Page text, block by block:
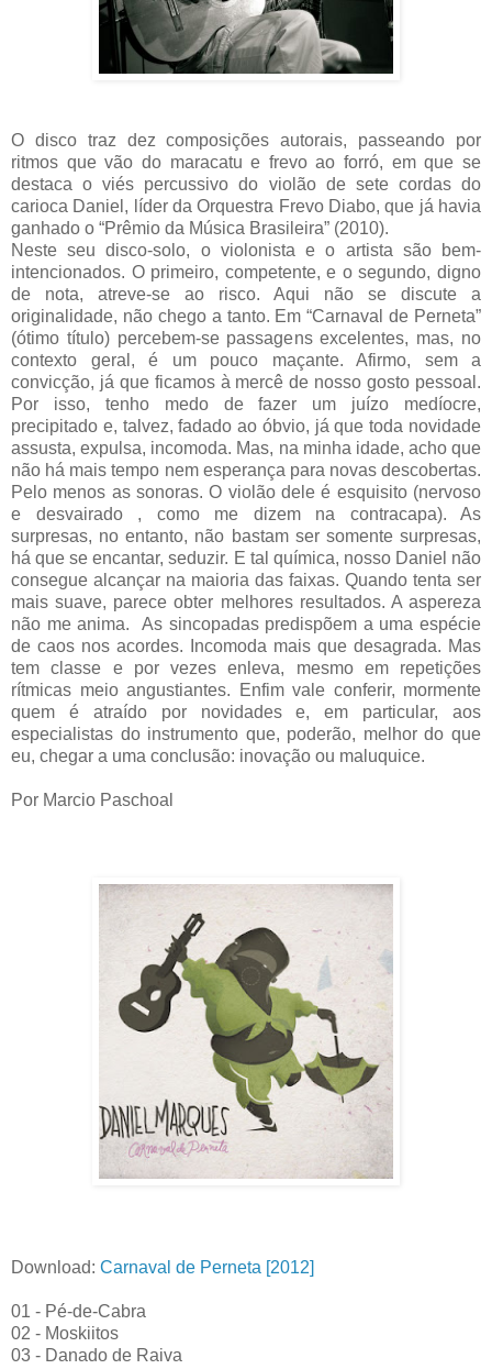
O disco traz dez composições autorais, passeando por
ritmos que vão do maracatu e frevo ao forró, em que se
destaca o viés percussivo do violão de sete cordas do
carioca Daniel, líder da Orquestra Frevo Diabo, que já havia
ganhado o “Prêmio da Música Brasileira” (2010).
Neste seu disco-solo, o violonista e o artista são bem-
intencionados. O primeiro, competente, e o segundo, digno
de nota, atreve-se ao risco. Aqui não se discute a
originalidade, não chego a tanto. Em “Carnaval de Perneta”
(ótimo título) percebem-se passagens excelentes, mas, no
contexto geral, é um pouco maçante. Afirmo, sem a
convicção, já que ficamos à mercê de nosso gosto pessoal.
Por isso, tenho medo de fazer um juízo medíocre,
precipitado e, talvez, fadado ao óbvio, já que toda novidade
assusta, expulsa, incomoda. Mas, na minha idade, acho que
não há mais tempo nem esperança para novas descobertas.
Pelo menos as sonoras. O violão dele é esquisito (nervoso
e desvairado , como me dizem na contracapa). As
surpresas, no entanto, não bastam ser somente surpresas,
há que se encantar, seduzir. E tal química, nosso Daniel não
consegue alcançar na maioria das faixas. Quando tenta ser
mais suave, parece obter melhores resultados. A aspereza
não me anima. As sincopadas predispõem a uma espécie
de caos nos acordes. Incomoda mais que desagrada. Mas
tem classe e por vezes enleva, mesmo em repetições
rítmicas meio angustiantes. Enfim vale conferir, mormente
quem é atraído por novidades e, em particular, aos
especialistas do instrumento que, poderão, melhor do que
eu, chegar a uma conclusão: inovação ou maluquice.
Por Marcio Paschoal
Download: Carnaval de Perneta [2012]
01 - Pé-de-Cabra
02 - Moskiitos
03 - Danado de Raiva